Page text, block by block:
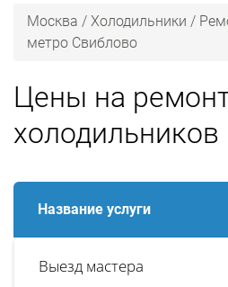
Москва / Холодильники /
метро Свиблово
Цены на
холодильников
Название услуги
Выезд мастера